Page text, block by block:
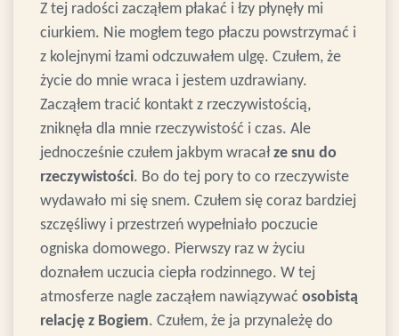
Z tej radości zacząłem płakać i łzy płynęły mi
ciurkiem. Nie mogłem tego płaczu powstrzymać i
z kolejnymi łzami odczuwałem ulgę. Czułem, że
życie do mnie wraca i jestem uzdrawiany.
Zacząłem tracić kontakt z rzeczywistością,
zniknęła dla mnie rzeczywistość i czas. Ale
jednocześnie czułem jakbym wracałze snu do
rzeczywistości. Bo do tej pory to co rzeczywiste
wydawało mi się snem. Czułem się coraz bardziej
szczęśliwy i przestrzeń wypełniało poczucie
ogniska domowego. Pierwszy raz w życiu
doznałem uczucia ciepła rodzinnego. W tej
atmosferze nagle zacząłem nawiązywać osobistą
relację z Bogiem. Czułem, że ja przynależę do